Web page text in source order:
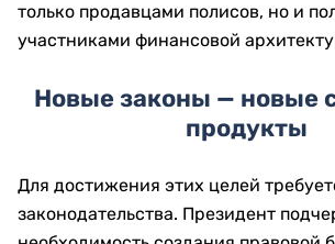
только продавцами полисов, но и
участниками финансовой
Новые законы — новые
продукты
Для достижения этих целей
законодательства. Президент